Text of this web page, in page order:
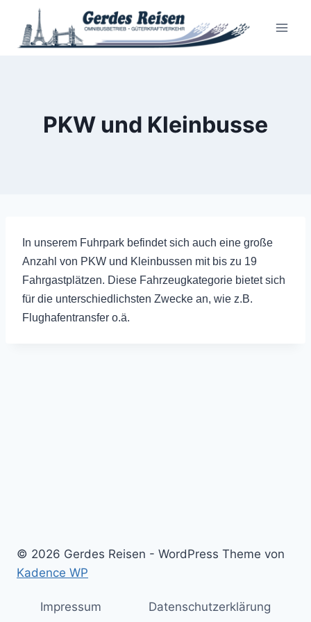
Inhalt
springen
PKW und Kleinbusse
In unserem Fuhrpark befindet sich auch eine große
Anzahl von PKW und Kleinbussen mit bis zu 19
Fahrgastplätzen. Diese Fahrzeugkategorie bietet sich
für die unterschiedlichsten Zwecke an, wie z.B.
Flughafentransfer o.ä.
© 2026 Gerdes Reisen - WordPress Theme von
Kadence WP
Impressum Datenschutzerklärung